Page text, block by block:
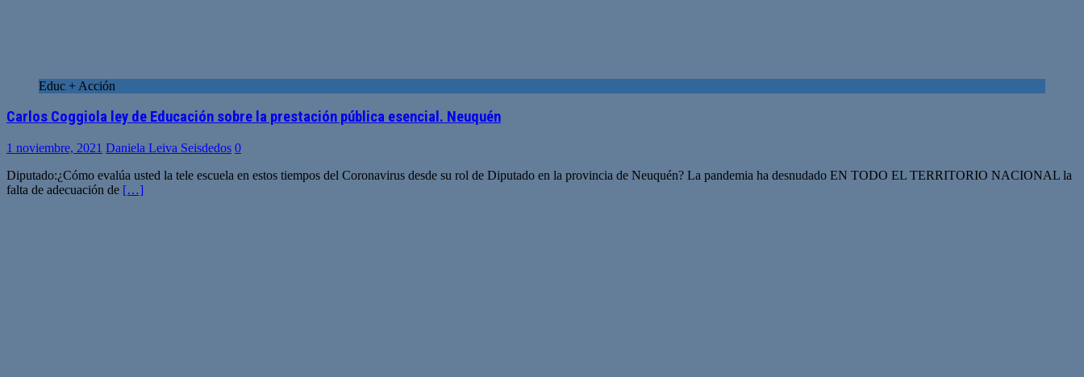
Educ + Acción
Carlos Coggiola ley de Educación sobre la prestación pública esencial. Neuquén
1 noviembre, 2021 Daniela Leiva Seisdedos 0
Diputado:¿Cómo evalúa usted la tele escuela en estos tiempos del Coronavirus desde su rol de Diputado en la provincia de Neuquén? La pandemia ha desnudado EN TODO EL TERRITORIO NACIONAL la
falta de adecuación de […]